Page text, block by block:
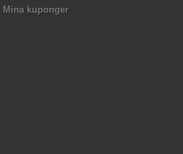
Mina kuponger